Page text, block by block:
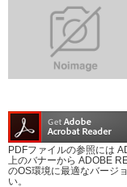
PDFファイルの参照には
上のバナーから ADOBE
のOS環境に最適なバージ
い。